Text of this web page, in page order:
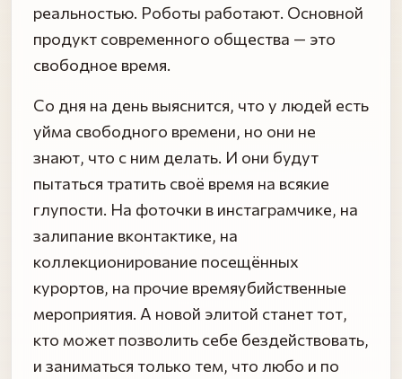
реальностью. Роботы работают. Основной
продукт современного общества — это
свободное время.
Со дня на день выяснится, что у людей есть
уйма свободного времени, но они не
знают, что с ним делать. И они будут
пытаться тратить своё время на всякие
глупости. На фоточки в инстаграмчике, на
залипание вконтактике, на
коллекционирование посещённых
курортов, на прочие времяубийственные
мероприятия. А новой элитой станет тот,
кто может позволить себе бездействовать,
и заниматься только тем, что любо и по